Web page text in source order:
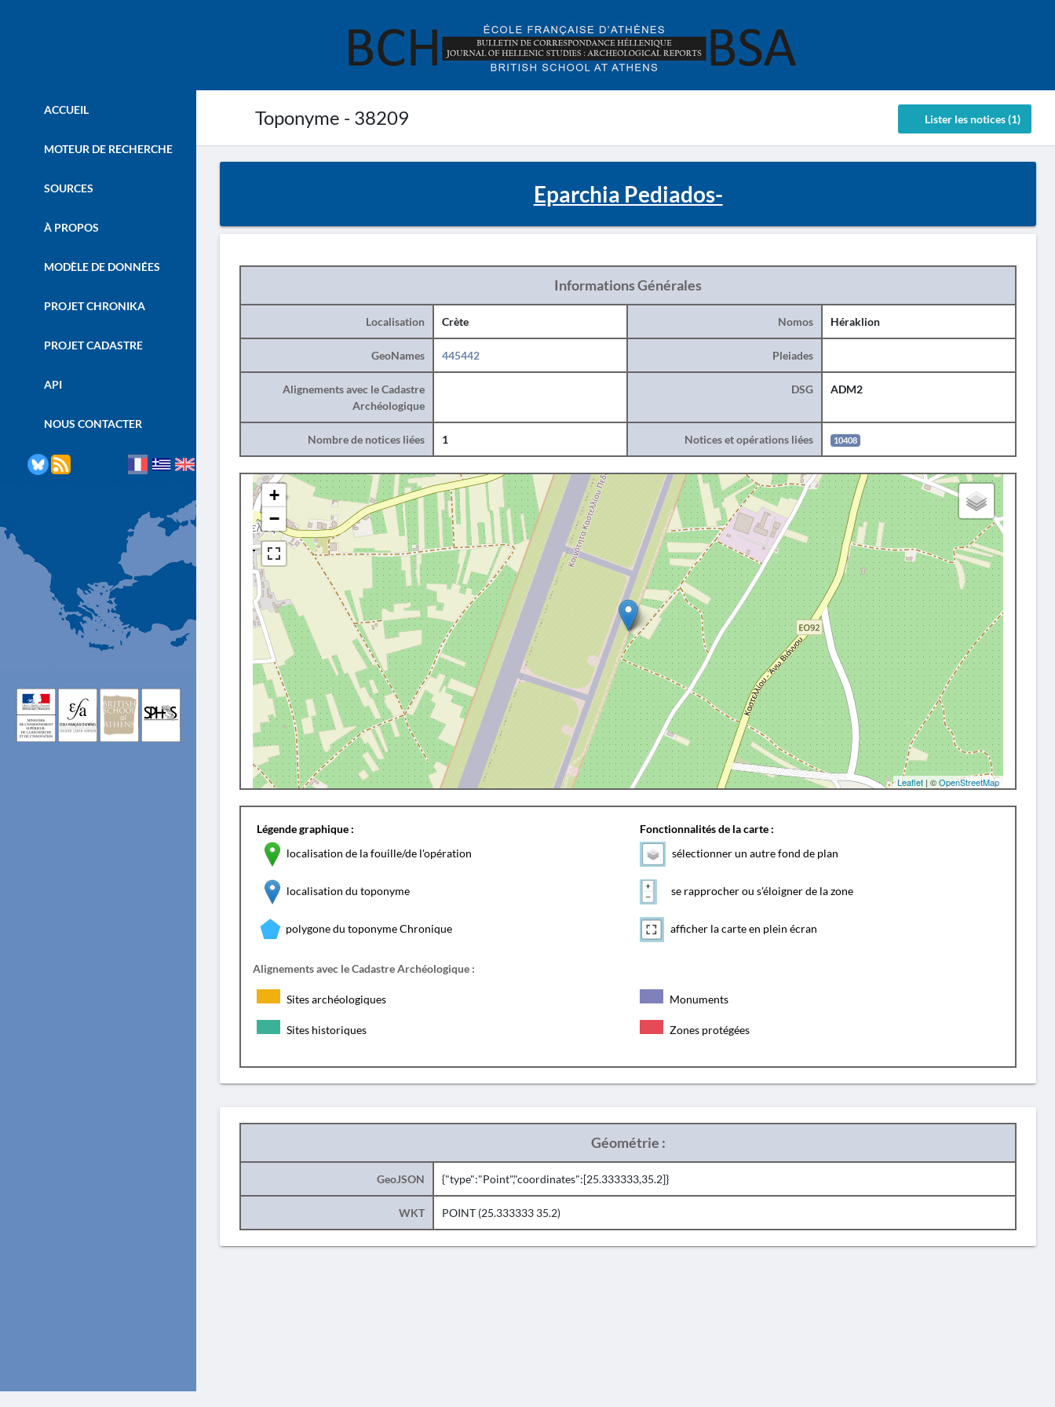
Toponyme - 38209 Lister les notices (1)
ACCUEIL
MOTEUR DE RECHERCHE
SOURCES
À PROPOS
MODÈLE DE DONNÉES
PROJET CHRONIKA
PROJET CADASTRE
API
NOUS CONTACTER
Eparchia Pediados-
Informations Générales
Localisation Crète Nomos Héraklion
GeoNames 445442 Pleiades
Alignements avec le Cadastre
Archéologique
DSG ADM2
Nombre de notices liées 1 Notices et opérations liées 10408
+
−
Leaflet | ©OpenStreetMap
Légende graphique :
localisation de la fouille/de l'opération
localisation du toponyme
polygone du toponyme Chronique
Fonctionnalités de la carte :
sélectionner un autre fond de plan
se rapprocher ou s'éloigner de la zone
afficher la carte en plein écran
Alignements avec le Cadastre Archéologique :
Sites archéologiques Monuments
Sites historiques Zones protégées
Géométrie :
GeoJSON {"type":"Point","coordinates":[25.333333,35.2]}
WKT POINT (25.333333 35.2)